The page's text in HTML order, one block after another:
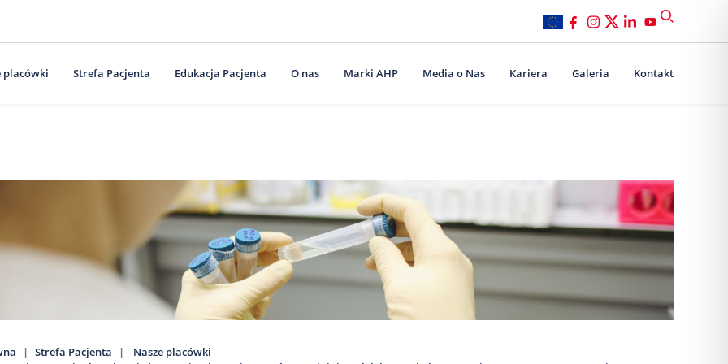
placówki Strefa Pacjenta Edukacja Pacjenta O nas Marki AHP Media o Nas Kariera Galeria Kontakt
Strefa Pacjenta
Nasze placówki